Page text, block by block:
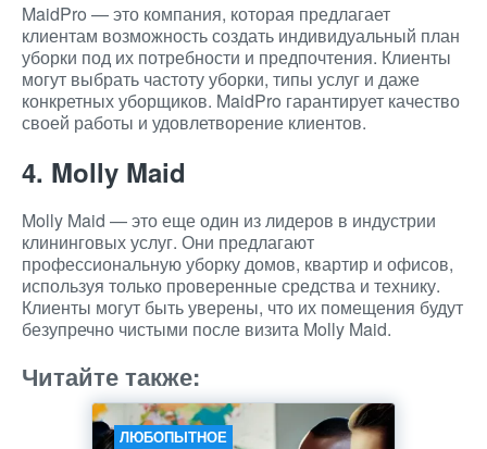
MaidPro — это компания, которая предлагает
клиентам возможность создать индивидуальный план
уборки под их потребности и предпочтения. Клиенты
могут выбрать частоту уборки, типы услуг и даже
конкретных уборщиков. MaidPro гарантирует качество
своей работы и удовлетворение клиентов.
4. Molly Maid
Molly Maid — это еще один из лидеров в индустрии
клининговых услуг. Они предлагают
профессиональную уборку домов, квартир и офисов,
используя только проверенные средства и технику.
Клиенты могут быть уверены, что их помещения будут
безупречно чистыми после визита Molly Maid.
Читайте также:
ЛЮБОПЫТНОЕ